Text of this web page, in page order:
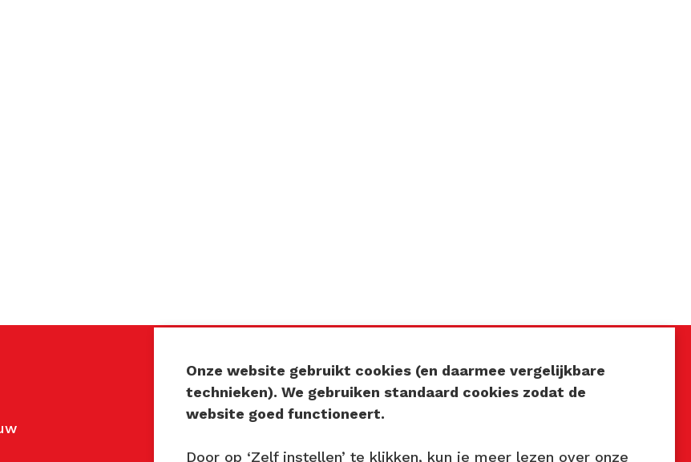
Contact
John van Mierlo
Telefoon: 06 137 345 47
Volg ons
Onze website gebruikt cookies (en daarmee vergelijkbare
technieken). We gebruiken standaard cookies zodat de
website goed functioneert.
Door op ‘Zelf instellen’ te klikken, kun je meer lezen over onze